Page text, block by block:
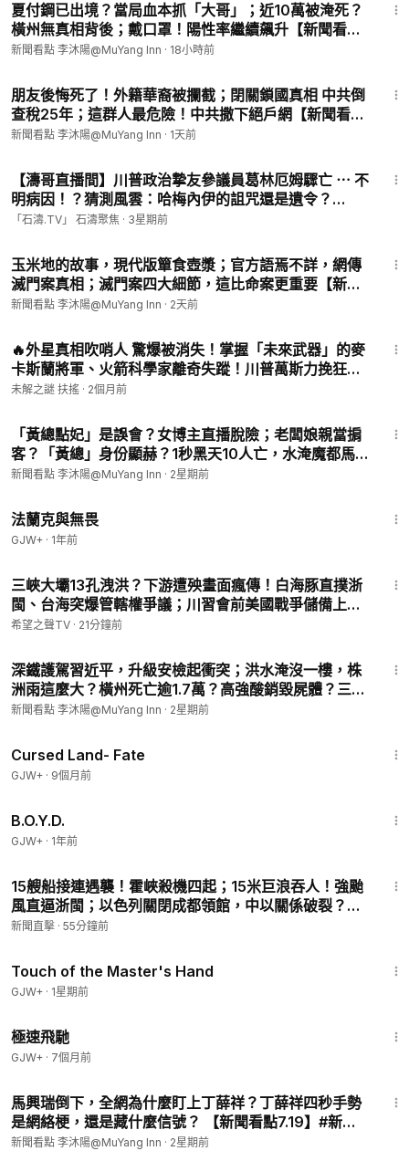
詢」或撥打熱線電話。
北美：1-800-210-5501
新加坡：65-6797-6924
澳洲：1800-066-099
歐洲：44-20-3923-2740
WhatsApp：+18002105501
電郵： pyunkang.us@gmail.com
————
從哪來？與澳洲丟失的數百份病毒樣本有關嗎？為何他一口咬定
是中共放毒？一系列的事件的背後，究竟有著怎麼樣的關聯？
————
李沐陽粵語頻道：https://youtube.com/@cantomuyang?si=jfL
2026神韻全球巡演開售！立即前往 Shen Yun官網 購票，結帳時
輸入【MY2026 】，即可免去全美地區購票的手續費！世界頂級
不能使用优惠码的城市
Thousand Oaks, CA
West Palm Beach, FL
UGUSTA, GA
FORT LAUDERDALE, FL
Greensboro, NC
Miami, FL
Minneapolis, MN
Portland, ME
訂閱李沐陽副頻道【沐陽看點】： https://www.youtube.com/@
MuyangOpinion
🙏支持新聞看點 · 支持沐陽 · 捐助我們：
inwenkandian
ngfanqiang-1011
🔥沐陽全新個人網站👉🏻👉🏻，歡迎大家瀏覽：
📩 爆料郵箱：xwkd2017@gmail.com
💎 合作洽談：xinwenkandianjd@gmail.com
✨大陸免翻牆鏈接： https://s3.us-west-1.amazonaws.com/pho/
x.html?members/limuyang/
夏付鋼已出境？當局血本抓「大哥」；近10萬被淹死？
橫州無真相背後；戴口罩！陽性率繼續飆升【新聞看點
李沐陽8.7】
新聞看點 李沐陽@MuYang Inn · 18小時前
朋友後悔死了！外籍華裔被攔截；閉關鎖國真相 中共倒
查稅25年；這群人最危險！中共撒下絕戶網【新聞看點
李沐陽8.6】#新聞看點 #李沐陽
新聞看點 李沐陽@MuYang Inn · 1天前
【濤哥直播間】川普政治摯友參議員葛林厄姆驟亡 ⋯ 不
明病因！？猜測風雲：哈梅內伊的詛咒還是遺令？
（07/12/26）#trump #Graham
「石濤.TV」 石濤聚焦 · 3星期前
玉米地的故事，現代版簞食壺漿；官方語焉不詳，網傳
滅門案真相；滅門案四大細節，這比命案更重要【新聞
看點 李沐陽8.5】#新聞看點 #李沐陽
新聞看點 李沐陽@MuYang Inn · 2天前
🔥外星真相吹哨人 驚爆被消失！掌握「未來武器」的麥
卡斯蘭將軍、火箭科學家離奇失蹤！川普萬斯力挽狂
瀾！眾議員收死亡威脅，解密外星真相阻力超越你想
未解之謎 扶搖 · 2個月前
「黃總點妃」是誤會？女博主直播脫險；老闆娘親當掮
客？「黃總」身份顯赫？1秒黑天10人亡，水淹魔都馬
桶溢水【新聞看點 李沐陽7.20】#新聞看點 #李沐陽
新聞看點 李沐陽@MuYang Inn · 2星期前
法蘭克與無畏
GJW+ · 1年前
三峽大壩13孔洩洪？下游遭殃畫面瘋傳！白海豚直撲浙
閩、台海突爆管轄權爭議；川習會前美國戰爭儲備上
桌，習近平17年福建舊地連環震，何立峰履歷交集浮現
希望之聲TV · 21分鐘前
深鐵護駕習近平，升級安檢起衝突；洪水淹沒一樓，株
洲雨這麼大？橫州死亡逾1.7萬？高強酸銷毀屍體？三峽
大壩滲水嚴重，傳領導已經跑了【新聞看點 李沐陽
新聞看點 李沐陽@MuYang Inn · 2星期前
Cursed Land- Fate
GJW+ · 9個月前
B.O.Y.D.
GJW+ · 1年前
15艘船接連遇襲！霍峽殺機四起；15米巨浪吞人！強颱
風直逼浙閩；以色列關閉成都領館，中以關係破裂？川
普爱将掌舵司法部|【#新聞直擊】2026.08.08
新聞直擊 · 55分鐘前
Touch of the Master's Hand
GJW+ · 1星期前
極速飛馳
GJW+ · 7個月前
馬興瑞倒下，全網為什麼盯上丁薛祥？丁薛祥四秒手勢
是網絡梗，還是藏什麼信號？ 【新聞看點7.19】#新聞
看點 #李沐陽
新聞看點 李沐陽@MuYang Inn · 2星期前